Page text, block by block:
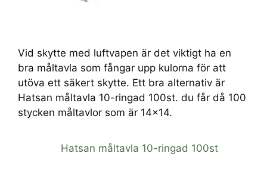
Vid skytte med luftvapen är det viktigt ha en
bra måltavla som fångar upp kulorna för att
utöva ett säkert skytte. Ett bra alternativ är
Hatsan måltavla 10-ringad 100st. du får då 100
stycken måltavlor som är 14×14.
Hatsan måltavla 10-ringad 100st